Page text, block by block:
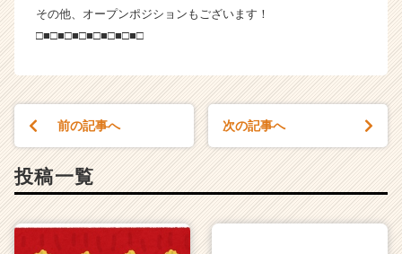
その他、オープンポジションもございます！
□■□■□■□■□■□■□■□
前の記事へ 次の記事へ
投稿一覧